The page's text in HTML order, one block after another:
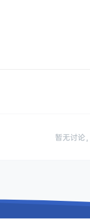
暂无讨论